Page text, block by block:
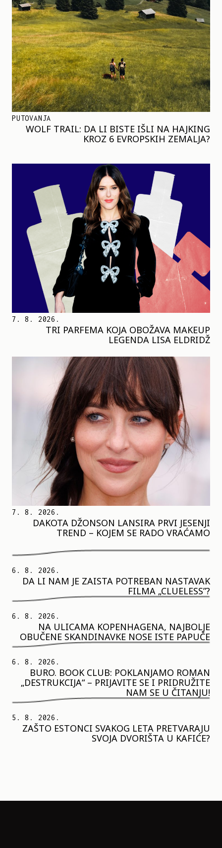
PUTOVANJA
WOLF TRAIL: DA LI BISTE IŠLI NA HAJKING
KROZ 6 EVROPSKIH ZEMALJA?
7. 8. 2026.
TRI PARFEMA KOJA OBOŽAVA MAKEUP
LEGENDA LISA ELDRIDŽ
7. 8. 2026.
DAKOTA DŽONSON LANSIRA PRVI JESENJI
TREND – KOJEM SE RADO VRAĆAMO
6. 8. 2026.
DA LI NAM JE ZAISTA POTREBAN NASTAVAK
FILMA „CLUELESS”?
6. 8. 2026.
NA ULICAMA KOPENHAGENA, NAJBOLJE
OBUČENE SKANDINAVKE NOSE ISTE PAPUČE
6. 8. 2026.
BURO. BOOK CLUB: POKLANJAMO ROMAN
„DESTRUKCIJA“ – PRIJAVITE SE I PRIDRUŽITE
NAM SE U ČITANJU!
5. 8. 2026.
ZAŠTO ESTONCI SVAKOG LETA PRETVARAJU
SVOJA DVORIŠTA U KAFIĆE?